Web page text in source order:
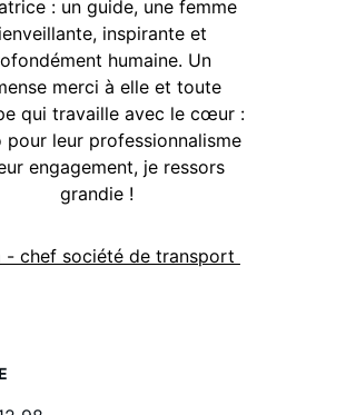
: un guide, une femme
inspirante et
humaine. Un
merci à elle et toute
qui travaille avec le cœur :
pour leur professionnalisme
engagement, je ressors
grandie !
- chef société de transport